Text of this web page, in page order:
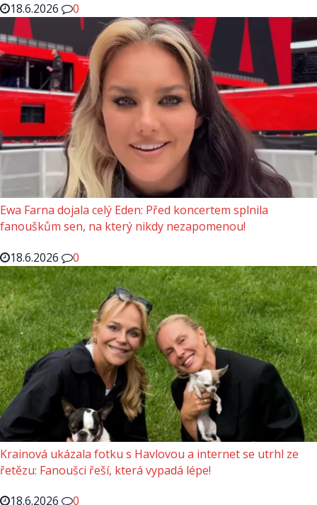
18.6.2026
0
Ewa Farna dojala celý Eden: Před koncertem splnila
fanouškům sen, na který nikdy nezapomenou!
18.6.2026
0
Krainová ukázala fotku s Havlovou a internet se utrhl ze
řetězu: Fanoušci řeší, která vypadá lépe!
18.6.2026
0